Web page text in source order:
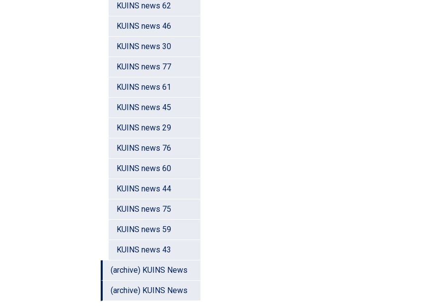
KUINS news 62
KUINS news 46
KUINS news 30
KUINS news 77
KUINS news 61
KUINS news 45
KUINS news 29
KUINS news 76
KUINS news 60
KUINS news 44
KUINS news 75
KUINS news 59
KUINS news 43
(archive) KUINS News
(archive) KUINS News